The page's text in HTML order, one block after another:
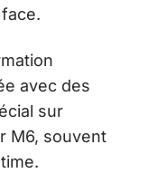
avec des
sur
M6, souvent